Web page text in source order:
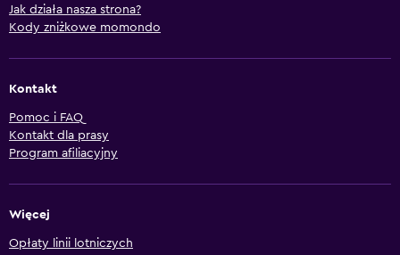
Jak działa nasza strona?
Kody zniżkowe momondo
Kontakt
Pomoc i FAQ
Kontakt dla prasy
Program afiliacyjny
Więcej
Opłaty linii lotniczych